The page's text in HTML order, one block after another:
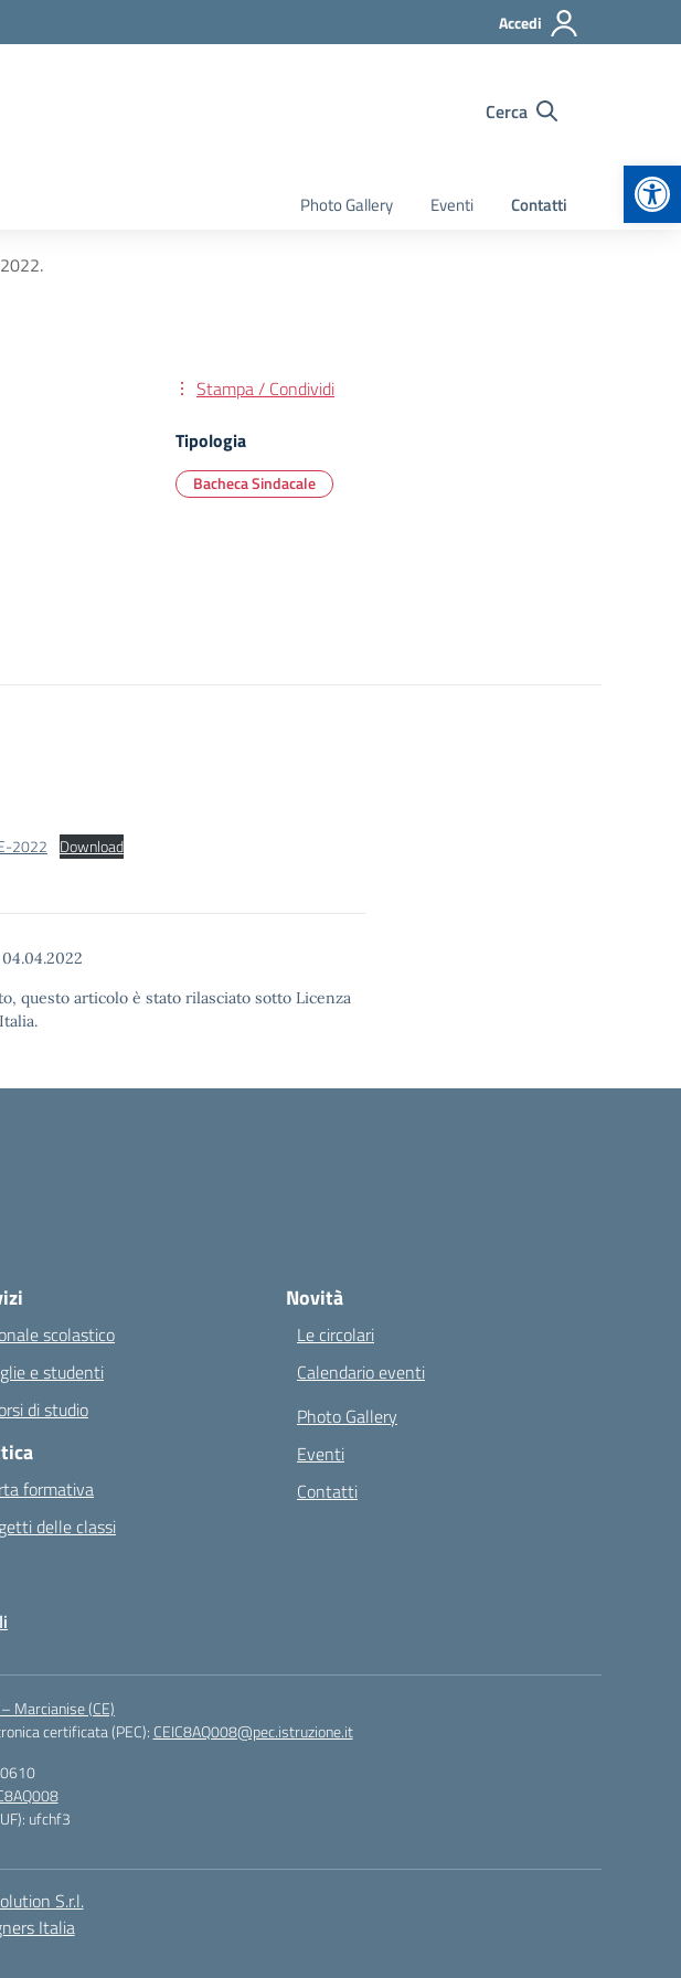
Accedi
Cerca
Photo Gallery Eventi Contatti
Stampa / Condividi
Tipologia
Bacheca Sindacale
2022 Download
04.04.2022
questo articolo è stato rilasciato sotto Licenza
scolastico
e studenti
di studio
formativa
delle classi
Novità
Le circolari
Calendario eventi
Photo Gallery
Eventi
Contatti
Marcianise (CE)
certificata (PEC): CEIC8AQ008@pec.istruzione.it
ufchf3
S.r.l.
Italia